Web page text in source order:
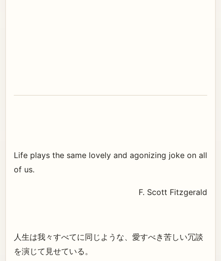
Life plays the same lovely and agonizing joke on all
of us.
F. Scott Fitzgerald
人生は我々すべてに同じような、愛すべき苦しい冗談
を演じて見せている。